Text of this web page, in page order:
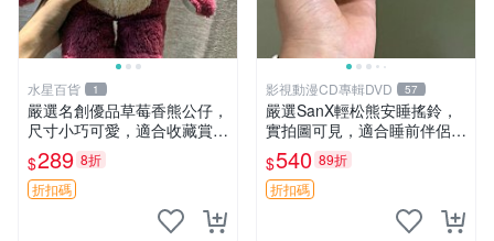
水星百貨 1
嚴選名創優品草莓香熊公仔，
尺寸小巧可愛，適合收藏賞玩
30cm 玩具 公仔 草莓熊
$289 8折
折扣碼
影視動漫CD專輯DVD 57
嚴選SanX輕松熊安睡搖鈴，
實拍圖可見，適合睡前伴侶，
Picks安撫好物 0325 懸吊 電
腦
$540 89折
折扣碼